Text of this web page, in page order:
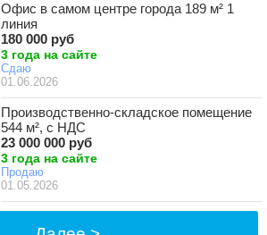
Офис в самом центре города 189 м² 1
линия
180 000 руб
3 года на сайте
Сдаю
01.06.2026
Производственно-складское помещение
544 м², с НДС
23 000 000 руб
3 года на сайте
Продаю
01.05.2026